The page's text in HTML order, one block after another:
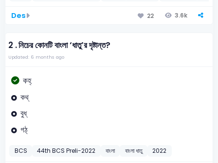
Des 22 3.6k
2 .নিচের কোনটি বাংলা ‘ধাতু’র দৃষ্টান্ত?
Updated: 6 months ago
কহ্
কথ্
বুধ্
গঠ্
BCS 44th BCS Preli-2022 বাংলা বাংলা ধাতু 2022